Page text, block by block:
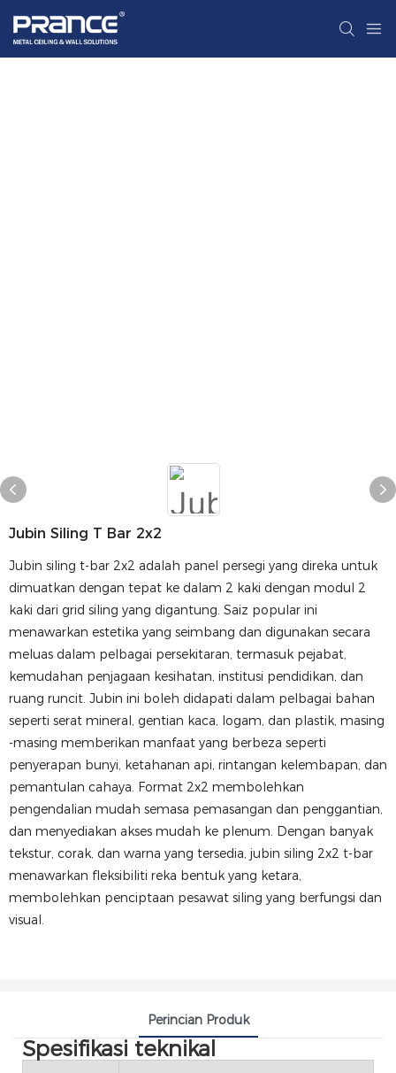
Jubin Siling T Bar 2x2
Jubin siling t-bar 2x2 adalah panel persegi yang direka untuk
dimuatkan dengan tepat ke dalam 2 kaki dengan modul 2
kaki dari grid siling yang digantung. Saiz popular ini
menawarkan estetika yang seimbang dan digunakan secara
meluas dalam pelbagai persekitaran, termasuk pejabat,
kemudahan penjagaan kesihatan, institusi pendidikan, dan
ruang runcit. Jubin ini boleh didapati dalam pelbagai bahan
seperti serat mineral, gentian kaca, logam, dan plastik, masing
-masing memberikan manfaat yang berbeza seperti
penyerapan bunyi, ketahanan api, rintangan kelembapan, dan
pemantulan cahaya. Format 2x2 membolehkan
pengendalian mudah semasa pemasangan dan penggantian,
dan menyediakan akses mudah ke plenum. Dengan banyak
tekstur, corak, dan warna yang tersedia, jubin siling 2x2 t-bar
menawarkan fleksibiliti reka bentuk yang ketara,
membolehkan penciptaan pesawat siling yang berfungsi dan
visual.
Perincian Produk
Spesifikasi teknikal